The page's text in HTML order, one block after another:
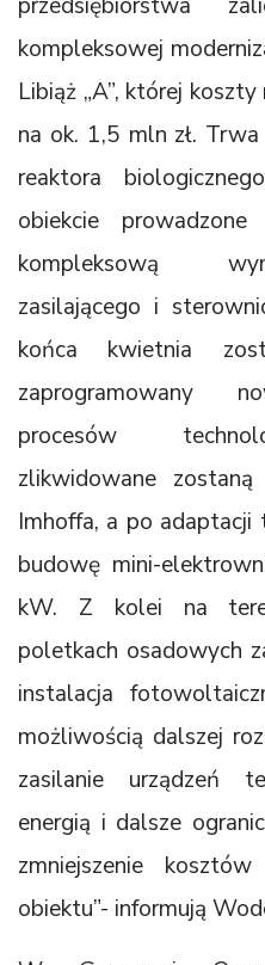
kompleksowej
Libiąż „A”, której
na ok. 1,5 mln zł.
reaktora
obiekcie
kompleksową
zasilającego i
końca kwietnia
zaprogramowany
procesów
zlikwidowane
Imhoffa, a po adaptacji
budowę mini-
kW. Z kolei na
poletkach osadowych
instalacja
możliwością dalszej
zasilanie urządzeń
energią i dalsze
zmniejszenie
obiektu”- informują